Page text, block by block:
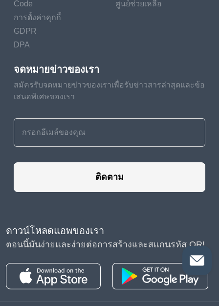
Code
การตั้งค่าคุกกี้
GDPR
DPA
ศูนย์ช่วยเหลือ
จดหมายข่าวของเรา
สมัครรับจดหมายข่าวของเราเพื่อรับข่าวสารล่าสุดและข้อ
เสนอพิเศษของเรา
ติดตาม
ดาวน์โหลดแอพของเรา
ตอนนี้มันง่ายและง่ายต่อการสร้างและสแกนรหัส QR!